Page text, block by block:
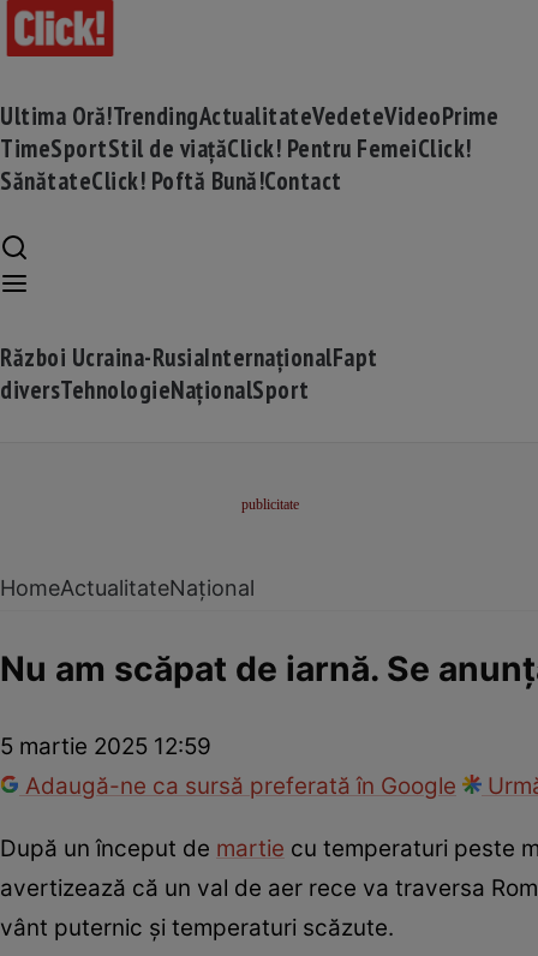
Ultima Oră!TrendingActualitateVedeteVideoPrime
TimeSportStil de viațăClick! Pentru FemeiClick!
SănătateClick! Poftă Bună!Contact
Război Ucraina-RusiaInternaționalFapt
diversTehnologieNaționalSport
HomeActualitateNațional
Nu am scăpat de iarnă. Se
5 martie 2025 12:59
Adaugă-ne ca sursă preferată în Google
După un început de martie cu temperaturi peste
avertizează că un val de aer rece va traversa
vânt puternic și temperaturi scăzute.